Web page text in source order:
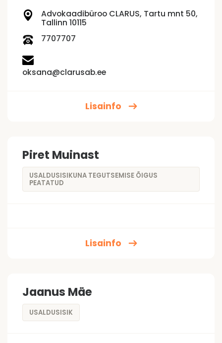
Advokaadibüroo CLARUS, Tartu mnt 50,
Tallinn 10115
7707707
oksana@clarusab.ee
Lisainfo
Piret Muinast
USALDUSISIKUNA TEGUTSEMISE ÕIGUS
PEATATUD
Lisainfo
Jaanus Mäe
USALDUSISIK